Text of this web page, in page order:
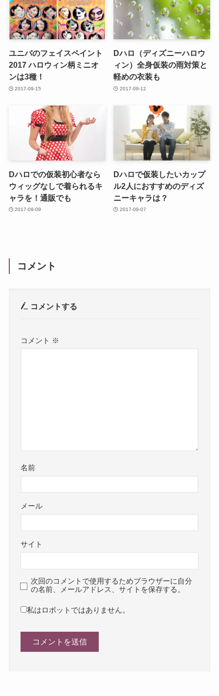
ユニバのフェイスペイント
2017 ハロウィン柄ミニオ
ンは3種！
2017-09-15
Dハロ（ディズニーハロウ
ィン）全身仮装の雨対策と
軽めの衣装も
2017-09-12
Dハロでの仮装初心者なら
ウィッグなしで着られるキ
ャラを！通販でも
2017-09-09
Dハロで仮装したいカップ
ル2人におすすめのディズ
ニーキャラは？
2017-09-07
コメント
コメントする
コメント ※
名前
メール
サイト
次回のコメントで使用するためブラウザーに自分
の名前、メールアドレス、サイトを保存する。
私はロボットではありません。